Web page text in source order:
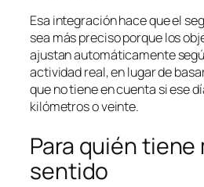
Esa integración hace que el
sea más preciso porque los
ajustan automáticamente
actividad real, en lugar de
que no tiene en cuenta si ese
kilómetros o veinte.
Para quién tiene
sentido